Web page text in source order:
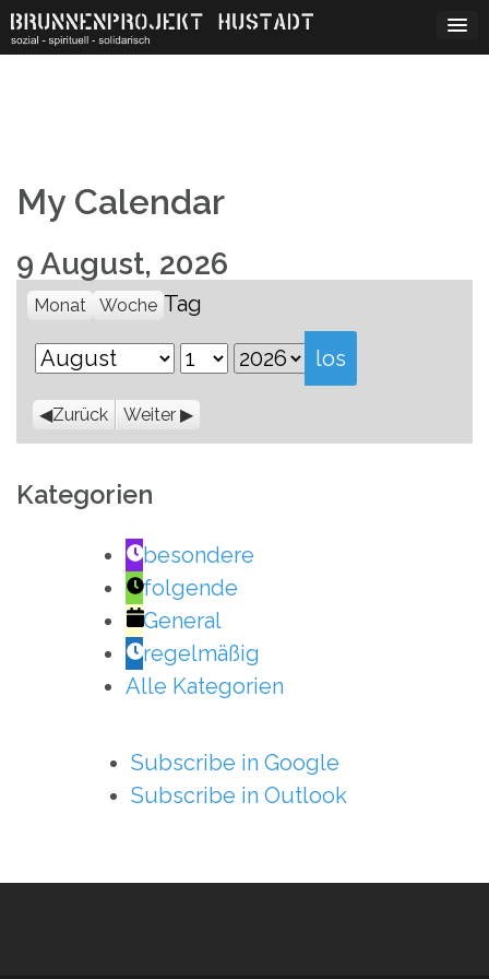
Skip
to
My Calendar
9 August, 2026
Monat Woche Tag
Monat
Tag
Jahr
Zurück Weiter
Kategorien
besondere
folgende
General
regelmäßig
Alle Kategorien
Subscribe in Google
Subscribe in Outlook